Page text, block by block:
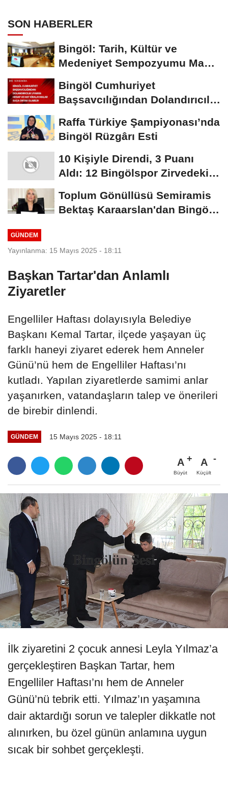
SON HABERLER
Bingöl: Tarih, Kültür ve
Medeniyet Sempozyumu Mayıs
Bingöl Cumhuriyet
Başsavcılığından Dolandırıcılık
Raffa Türkiye Şampiyonası’nda
Bingöl Rüzgârı Esti
10 Kişiyle Direndi, 3 Puanı
Aldı: 12 Bingölspor Zirvedeki
Toplum Gönüllüsü Semiramis
Bektaş Karaarslan'dan Bingöl
GÜNDEM
Yayınlanma: 15 Mayıs 2025 - 18:11
Başkan Tartar'dan Anlamlı
Ziyaretler
Engelliler Haftası dolayısıyla Belediye
Başkanı Kemal Tartar, ilçede yaşayan üç
farklı haneyi ziyaret ederek hem Anneler
Günü’nü hem de Engelliler Haftası’nı
kutladı. Yapılan ziyaretlerde samimi anlar
yaşanırken, vatandaşların talep ve önerileri
de birebir dinlendi.
GÜNDEM 15 Mayıs 2025 - 18:11
A
Büyüt
A
Küçült
İlk ziyaretini 2 çocuk annesi Leyla Yılmaz’a
gerçekleştiren Başkan Tartar, hem
Engelliler Haftası’nı hem de Anneler
Günü’nü tebrik etti. Yılmaz’ın yaşamına
dair aktardığı sorun ve talepler dikkatle not
alınırken, bu özel günün anlamına uygun
sıcak bir sohbet gerçekleşti.